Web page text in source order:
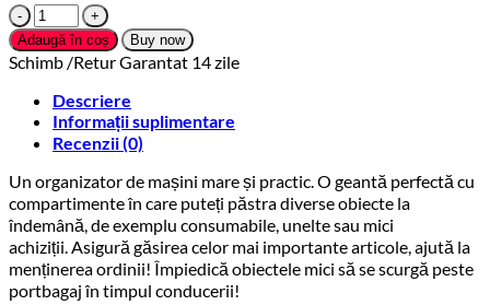
Cantitate
Organizator
portbagaj
auto
cu
9
buzunare,
x
38
x
26cm,
culoare
neagra
Adaugă în coș Buy now
Schimb /Retur Garantat 14 zile
Descriere
Informații suplimentare
Recenzii (0)
Un organizator de mașini mare și practic. O geantă perfectă cu
compartimente în care puteți păstra diverse obiecte la
îndemână, de exemplu consumabile, unelte sau mici
achiziții. Asigură găsirea celor mai importante articole, ajută la
menținerea ordinii! Împiedică obiectele mici să se scurgă peste
portbagaj în timpul conducerii!